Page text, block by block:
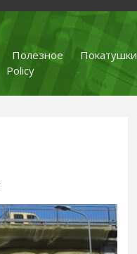
Полезное Покатушки
Policy